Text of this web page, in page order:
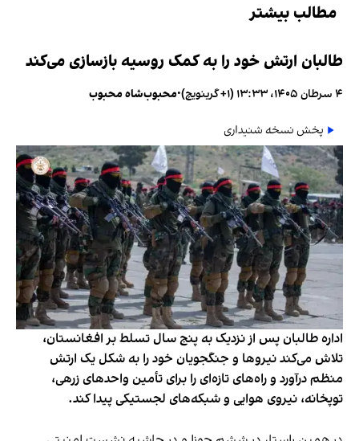
مطالب بیشتر
طالبان ارتش خود را به کمک روسیه بازسازی می‌کند
۴ سرطان ۱۴۰۵، ۱۳:۳۳ (‎+۱ گرینویچ) •محبوب‌شاه محبوب
پخش نسخه شنیداری
اداره طالبان پس از نزدیک به پنج سال تسلط بر افغانستان،
تلاش می‌کند نیروها و جنگجویان خود را به شکل یک ارتش
منظم درآورد و راه‌های تازه‌ای را برای تأمین واحدهای زرهی،
توپخانه، نیروی هوایی و شبکه‌های لجستیکی پیدا کند.